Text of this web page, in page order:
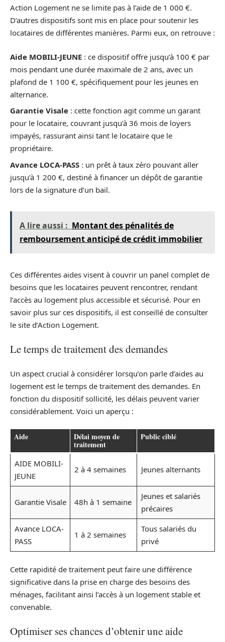
Action Logement ne se limite pas à l’aide de 1 000 €.
D’autres dispositifs sont mis en place pour soutenir les
locataires de différentes manières. Parmi eux, on retrouve :
Aide MOBILI-JEUNE : ce dispositif offre jusqu’à 100 € par
mois pendant une durée maximale de 2 ans, avec un
plafond de 1 100 €, spécifiquement pour les jeunes en
alternance.
Garantie Visale : cette fonction agit comme un garant
pour le locataire, couvrant jusqu’à 36 mois de loyers
impayés, rassurant ainsi tant le locataire que le
propriétaire.
Avance LOCA-PASS : un prêt à taux zéro pouvant aller
jusqu’à 1 200 €, destiné à financer un dépôt de garantie
lors de la signature d’un bail.
A lire aussi : Montant des pénalités de
remboursement anticipé de crédit immobilier
Ces différentes aides visent à couvrir un panel complet de
besoins que les locataires peuvent rencontrer, rendant
l’accès au logement plus accessible et sécurisé. Pour en
savoir plus sur ces dispositifs, il est conseillé de consulter
le site d’Action Logement.
Le temps de traitement des demandes
Un aspect crucial à considérer lorsqu’on parle d’aides au
logement est le temps de traitement des demandes. En
fonction du dispositif sollicité, les délais peuvent varier
considérablement. Voici un aperçu :
Aide Délai moyen de
traitement
Public ciblé
AIDE MOBILI-
JEUNE
2 à 4 semaines Jeunes alternants
Garantie Visale 48h à 1 semaine
Jeunes et salariés
précaires
Avance LOCA-
PASS
1 à 2 semaines
Tous salariés du
privé
Cette rapidité de traitement peut faire une différence
significative dans la prise en charge des besoins des
ménages, facilitant ainsi l’accès à un logement stable et
convenable.
Optimiser ses chances d’obtenir une aide